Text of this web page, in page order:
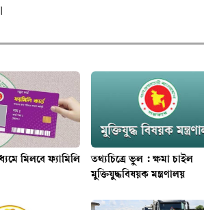
মিলবে ফ্যামিলি
তথ্যচিত্রে ভুল : ক্ষমা চাইল
মুক্তিযুদ্ধবিষয়ক মন্ত্রণালয়